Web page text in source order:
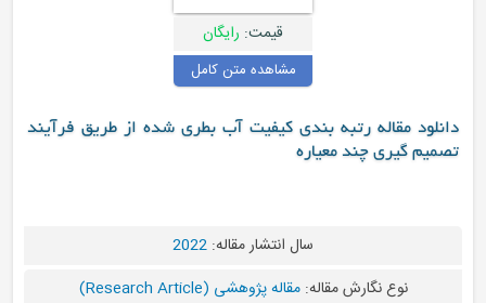
رایگان
مشاهده متن کامل
مقاله رتبه بندی کیفیت آب بطری شده از طریق فرآیند
چند معیاره
سال انتشار مقاله:2022
نوع نگارش مقاله:مقاله پژوهشی (Research Article)